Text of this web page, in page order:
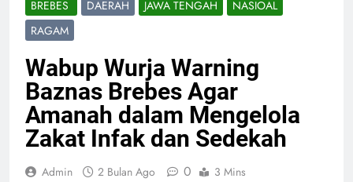
BREBES DAERAH JAWA TENGAH
NASIOAL
RAGAM
Wabup Wurja Warning
Baznas Brebes Agar
Amanah dalam Mengelola
Zakat Infak dan Sedekah
Admin 2 Bulan Ago 0 3 Mins